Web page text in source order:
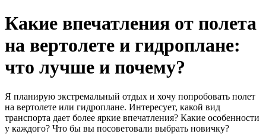
Какие впечатления от полета
на вертолете и гидроплане:
что лучше и почему?
Я планирую экстремальный отдых и хочу попробовать полет
на вертолете или гидроплане. Интересует, какой вид
транспорта дает более яркие впечатления? Какие особенности
у каждого? Что бы вы посоветовали выбрать новичку?